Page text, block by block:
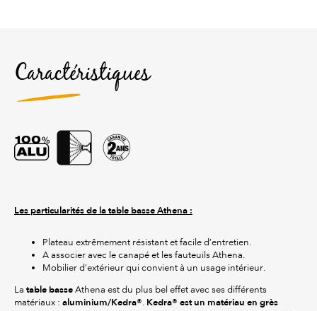
Caractéristiques
Les particularités de la table basse Athena :
Plateau extrêmement résistant et facile d’entretien.
A associer avec le canapé et les fauteuils Athena.
Mobilier d’extérieur qui convient à un usage intérieur.
La table basse Athena est du plus bel effet avec ses différents
matériaux : aluminium/Kedra®. Kedra® est un matériau en grès